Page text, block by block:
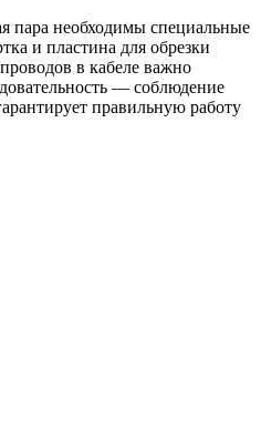
пара необходимы специальные
и пластина для обрезки
в кабеле важно
— соблюдение
правильную работу